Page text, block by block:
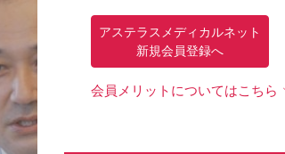
【プロフィー
えぐち すす
植・消化器外
副病院長（
アステラスメディカルネット
新規会員登録へ
会員メリットについてはこちら